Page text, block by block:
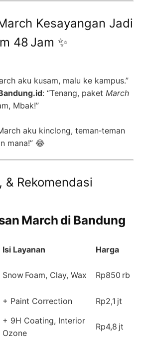
Kesayangan Jadi
48 Jam ✨
aku kusam, malu ke kampus.”
: “Tenang, paket March
Mbak!”
aku kinclong, teman‑teman
mana!” 😂
& Rekomendasi
March di Bandung
Isi Layanan
Harga
Snow Foam, Clay, Wax Rp850 rb
+ Paint Correction
Rp2,1 jt
+ 9H Coating, Interior
Ozone
Rp4,8 jt